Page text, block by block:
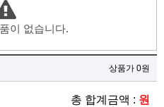
이 없습니다.
상품가 0원
총 합계금액 : 원